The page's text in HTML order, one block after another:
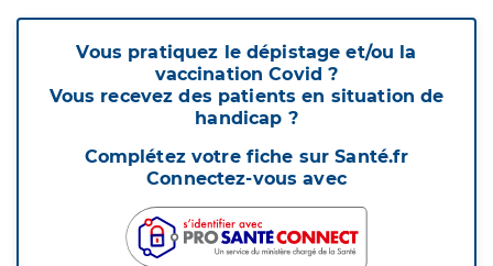
Vous pratiquez le dépistage et/ou la
vaccination Covid ?
Vous recevez des patients en situation de
handicap ?
Complétez votre fiche sur Santé.fr
Connectez-vous avec